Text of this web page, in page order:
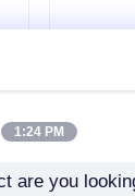
1:24 PM
are you